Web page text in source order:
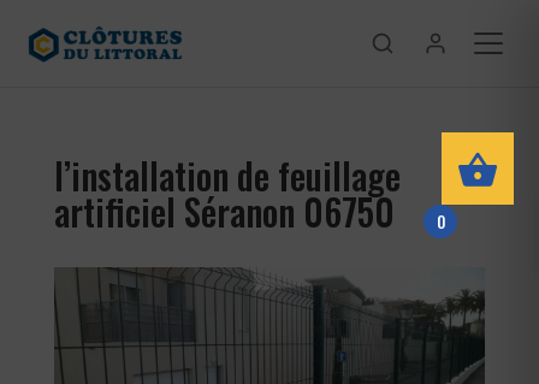
l’installation de feuillage
artificiel Séranon 06750 0